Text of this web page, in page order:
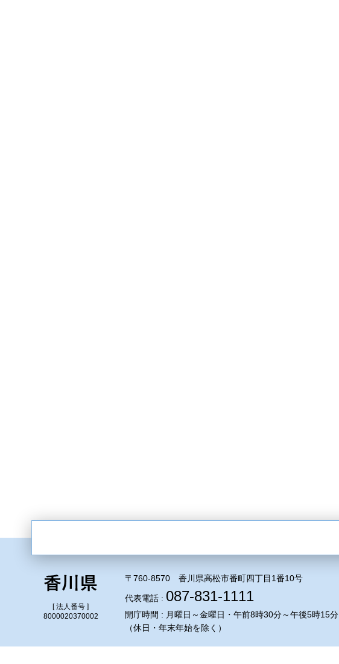
[ 法人番号 ]
8000020370002
〒760-8570 香川県高松市番町四丁目1番10号
代表電話 : 087-831-1111
開庁時間 : 月曜日～金曜日・午前8時30分～午後5時15分
（休日・年末年始を除く）